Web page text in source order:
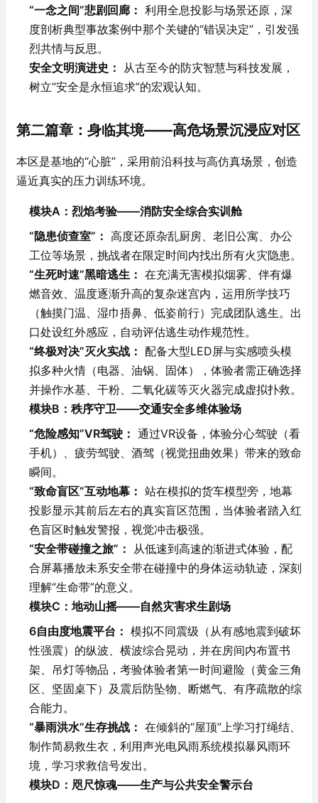
“一念之间”悲剧回廊： 利用全息投影与场景还原，深
度剖析典型事故案例中那个关键的“错误决定”，引发强
烈共情与反思。
安全文明演进史： 从古至今的防灾智慧与科技发展，
树立“安全是永恒追求”的宏观认知。
第二篇章：身临其境——高危场景沉浸应对区
本区是基地的“心脏”，采用前沿科技与高仿真场景，创造
逼近真实的压力训练环境。
模块A：烈焰考验——消防安全综合实训舱
“隐患侦查室”： 高度还原杂乱厨房、老旧公寓、办公
工位等场景，挑战者在限定时间内找出所有火灾隐患。
“生死时速”黑暗逃生： 在充满无害模拟烟雾、伴有爆
燃音效、温度逐渐升高的复杂迷宫内，运用所学技巧
（触摸门温、湿巾捂鼻、低姿前行）完成团队逃生。出
口处设红外感应，自动评估逃生动作规范性。
“终极对决”灭火实战： 配备大型LED屏与实感喷头模
拟多种火情（电器、油锅、固体），体验者需正确选择
并操作水基、干粉、二氧化碳等灭火器完成虚拟扑救。
模块B：秩序守卫——交通安全多维体验场
“危险感知”VR驾驶： 通过VR设备，体验分心驾驶（看
手机）、疲劳驾驶、酒驾（视觉扭曲效果）带来的致命
瞬间。
“致命盲区”互动地幕： 站在模拟的货车模型旁，地幕
投影显示其前后左右的真实盲区范围，当体验者踏入红
色盲区时触发警报，视觉冲击极强。
“安全带碰撞之旅”： 从低速到高速的渐进式体验，配
合屏幕播放未系安全带在碰撞中的身体运动轨迹，深刻
理解“生命带”的意义。
模块C：地动山摇——自然灾害求生剧场
6自由度地震平台： 模拟不同震级（从有感地震到破坏
性强震）的纵波、横波综合晃动，并在房间内布置书
架、吊灯等物品，考验体验者第一时间避险（黄金三角
区、坚固桌下）及震后防坠物、断燃气、有序疏散的综
合能力。
“暴雨洪水”生存挑战： 在倾斜的“屋顶”上学习打绳结、
制作简易救生衣，利用声光电风雨系统模拟暴风雨环
境，学习求救信号发出。
模块D：咫尺惊魂——生产与公共安全警示台